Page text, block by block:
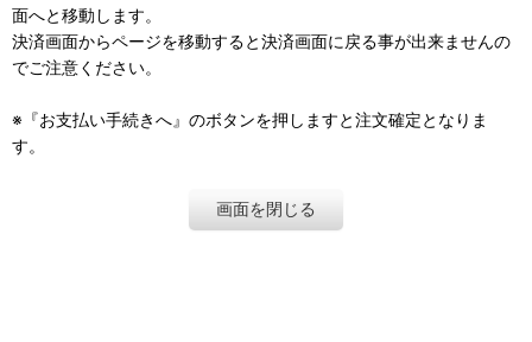
面へと移動します。
決済画面からページを移動すると決済画面に戻る事が出来ませんの
でご注意ください。
※『お支払い手続きへ』のボタンを押しますと注文確定となりま
す。
画面を閉じる